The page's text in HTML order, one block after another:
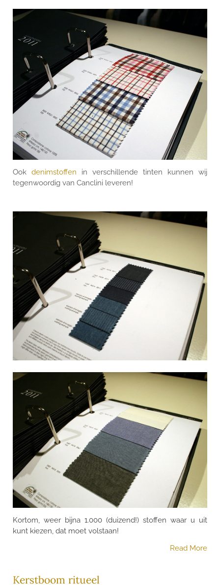
Ook denimstoffen in verschillende tinten kunnen wij
tegenwoordig van Canclini leveren!
Kortom, weer bijna 1.000 (duizend!) stoffen waar u uit
kunt kiezen, dat moet volstaan!
Read More
Kerstboom ritueel